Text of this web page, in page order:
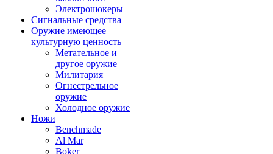
Электрошокеры
Сигнальные средства
Оружие имеющее
культурную ценность
Метательное и
другое оружие
Милитария
Огнестрельное
оружие
Холодное оружие
Ножи
Benchmade
Al Mar
Boker